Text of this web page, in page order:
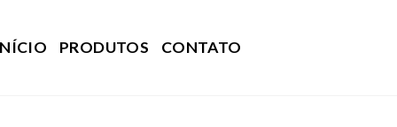
PRODUTOS CONTATO